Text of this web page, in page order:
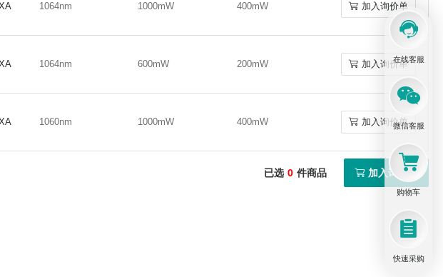
在线客服
微信客服
购物车
快速采购
1064nm 1000mW 400mW 加入询价单
1064nm 600mW 200mW 加入询价单
1060nm 1000mW 400mW 加入询价单
1064nm 1000mW 400mW 加入询价单
1064nm 600mW 200mW 加入询价单
1060nm 1000mW 400mW 加入询价单
已选 0 件商品 加入询价单